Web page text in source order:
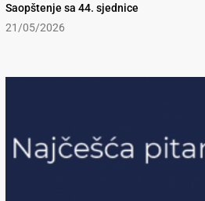
Saopštenje sa 44. sjednice
21/05/2026